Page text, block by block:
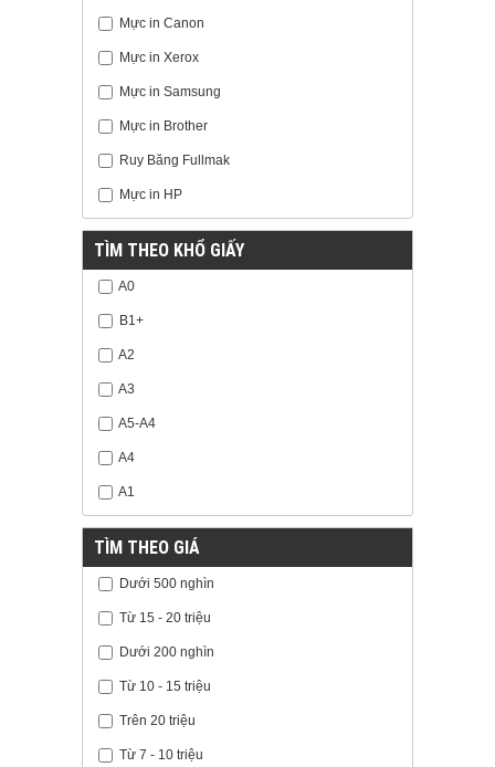
Mực in Canon
Mực in Xerox
Mực in Samsung
Mực in Brother
Ruy Băng Fullmak
Mực in HP
TÌM THEO KHỔ GIẤY
A0
B1+
A2
A3
A5-A4
A4
A1
TÌM THEO GIÁ
Dưới 500 nghìn
Từ 15 - 20 triệu
Dưới 200 nghìn
Từ 10 - 15 triệu
Trên 20 triệu
Từ 7 - 10 triệu